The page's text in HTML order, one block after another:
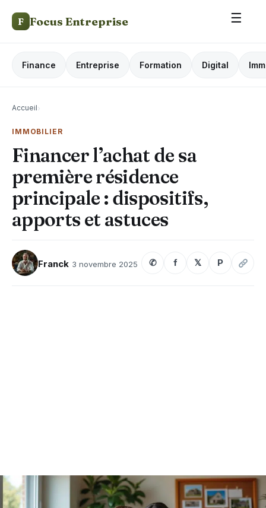
F Focus Entreprise ☰
Finance Entreprise Formation Digital
Accueil›
IMMOBILIER
Financer l’achat de sa
première résidence
principale : dispositifs,
apports et astuces
Franck 3 novembre 2025 ✆ f 𝕏 P